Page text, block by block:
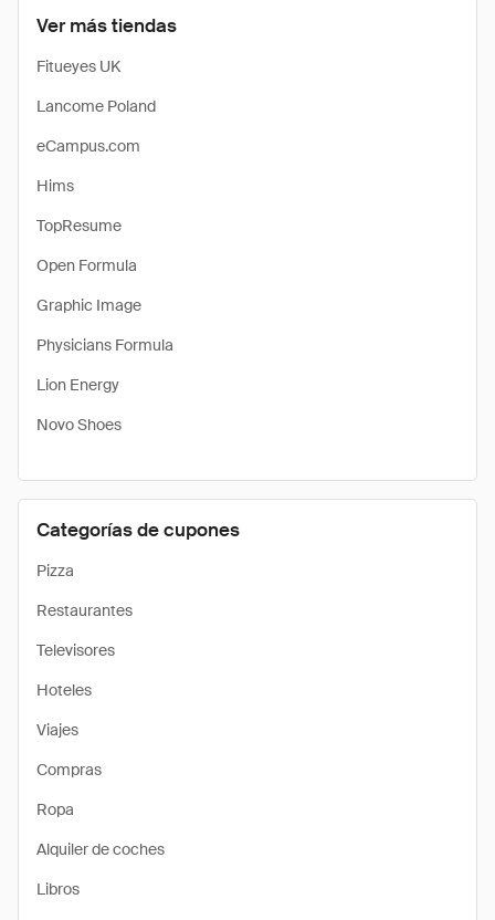
Ver más tiendas
Fitueyes UK
Lancome Poland
eCampus.com
Hims
TopResume
Open Formula
Graphic Image
Physicians Formula
Lion Energy
Novo Shoes
Categorías de cupones
Pizza
Restaurantes
Televisores
Hoteles
Viajes
Compras
Ropa
Alquiler de coches
Libros